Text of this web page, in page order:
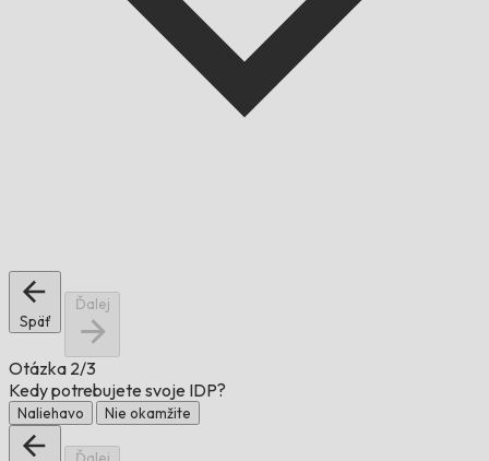
Späť
Ďalej
Otázka 2/3
Kedy potrebujete svoje IDP?
Naliehavo Nie okamžite